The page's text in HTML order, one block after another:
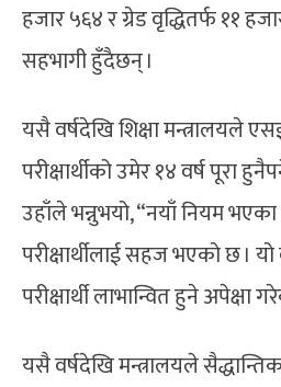
हजार ५६४ र ग्रेड वृद्धितर्फ ११
सहभागी हुँदैछन् ।
यसै वर्षदेखि शिक्षा मन्त्रालयले
परीक्षार्थीको उमेर १४ वर्ष पूरा
उहाँले भन्नुभयो, “नयाँ नियम
परीक्षार्थीलाई सहज भएको छ ।
परीक्षार्थी लाभान्वित हुने अपेक्षा
यसै वर्षदेखि मन्त्रालयले